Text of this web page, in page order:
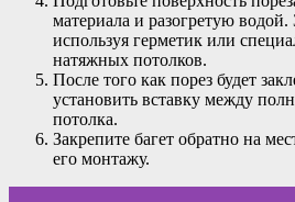
материала и разогретую водой.
используя герметик или
натяжных потолков.
После того как порез будет
установить вставку между
потолка.
Закрепите багет обратно на
его монтажу.